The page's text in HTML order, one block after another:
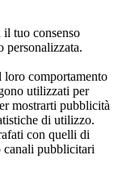
tuo consenso
personalizzata.
loro comportamento
utilizzati per
mostrarti pubblicità
di utilizzo.
con quelli di
canali pubblicitari